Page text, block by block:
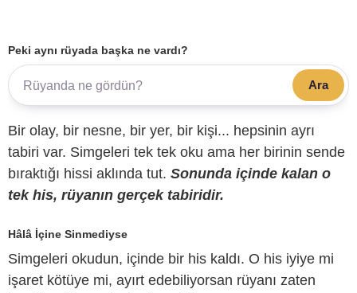
Peki aynı rüyada başka ne vardı?
Ara
Bir olay, bir nesne, bir yer, bir kişi... hepsinin ayrı
tabiri var. Simgeleri tek tek oku ama her birinin sende
bıraktığı hissi aklında tut. Sonunda içinde kalan o
tek his, rüyanın gerçek tabiridir.
Hâlâ İçine Sinmediyse
Simgeleri okudun, içinde bir his kaldı. O his iyiye mi
işaret kötüye mi, ayırt edebiliyorsan rüyanı zaten